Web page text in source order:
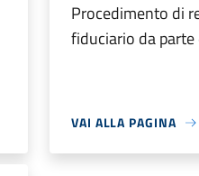
Procedimento di
fiduciario da
VAI ALLA PAGINA